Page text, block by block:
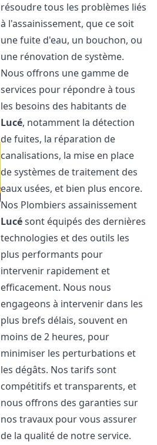
résoudre tous les problèmes liés
à l'assainissement, que ce soit
une fuite d'eau, un bouchon, ou
une rénovation de système.
Nous offrons une gamme de
services pour répondre à tous
les besoins des habitants de
Lucé, notamment la détection
de fuites, la réparation de
canalisations, la mise en place
de systèmes de traitement des
eaux usées, et bien plus encore.
Nos Plombiers assainissement
Lucésont équipés des dernières
technologies et des outils les
plus performants pour
intervenir rapidement et
efficacement. Nous nous
engageons à intervenir dans les
plus brefs délais, souvent en
moins de 2 heures, pour
minimiser les perturbations et
les dégâts. Nos tarifs sont
compétitifs et transparents, et
nous offrons des garanties sur
nos travaux pour vous assurer
de la qualité de notre service.